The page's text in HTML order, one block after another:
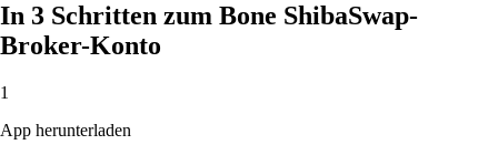
In 3 Schritten zum Bone ShibaSwap-
Broker-Konto
1
App herunterladen